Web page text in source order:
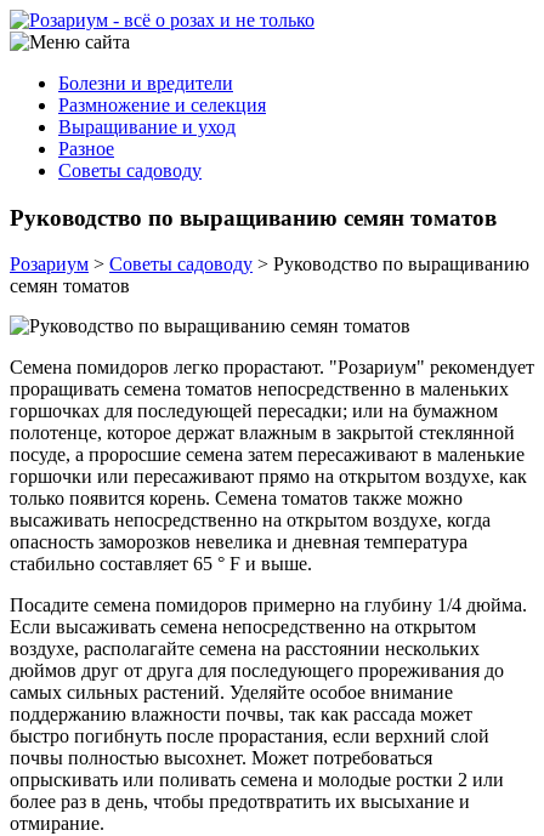
Болезни и вредители
Размножение и селекция
Выращивание и уход
Разное
Советы садоводу
Руководство по выращиванию семян томатов
Розариум > Советы садоводу > Руководство по выращиванию
семян томатов
Семена помидоров легко прорастают. "Розариум" рекомендует
проращивать семена томатов непосредственно в маленьких
горшочках для последующей пересадки; или на бумажном
полотенце, которое держат влажным в закрытой стеклянной
посуде, а проросшие семена затем пересаживают в маленькие
горшочки или пересаживают прямо на открытом воздухе, как
только появится корень. Семена томатов также можно
высаживать непосредственно на открытом воздухе, когда
опасность заморозков невелика и дневная температура
стабильно составляет 65 ° F и выше.
Посадите семена помидоров примерно на глубину 1/4 дюйма.
Если высаживать семена непосредственно на открытом
воздухе, располагайте семена на расстоянии нескольких
дюймов друг от друга для последующего прореживания до
самых сильных растений. Уделяйте особое внимание
поддержанию влажности почвы, так как рассада может
быстро погибнуть после прорастания, если верхний слой
почвы полностью высохнет. Может потребоваться
опрыскивать или поливать семена и молодые ростки 2 или
более раз в день, чтобы предотвратить их высыхание и
отмирание.